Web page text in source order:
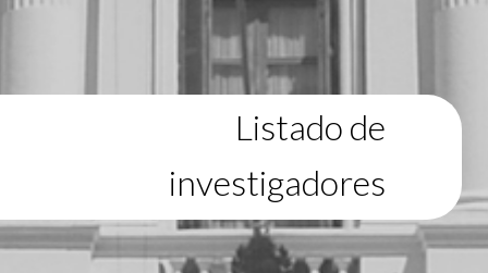
Listado de
investigadores